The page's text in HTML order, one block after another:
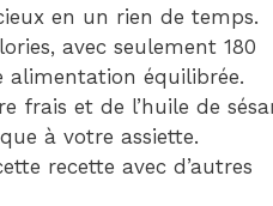
en un rien de temps.
avec seulement 180
équilibrée.
frais et de l’huile de
à votre assiette.
recette avec d’autres